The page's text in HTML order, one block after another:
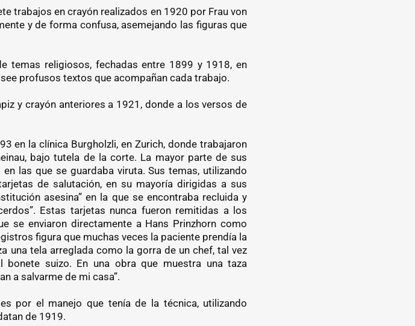
trabajos en crayón realizados en 1920 por Frau von
y de forma confusa, asemejando las figuras que
temas religiosos, fechadas entre 1899 y 1918, en
profusos textos que acompañan cada trabajo.
y crayón anteriores a 1921, donde a los versos de
en la clínica Burgholzli, en Zurich, donde trabajaron
bajo tutela de la corte. La mayor parte de sus
las que se guardaba viruta. Sus temas, utilizando
de salutación, en su mayoría dirigidas a sus
asesina” en la que se encontraba recluida y
Estas tarjetas nunca fueron remitidas a los
se enviaron directamente a Hans Prinzhorn como
figura que muchas veces la paciente prendía la
una tela arreglada como la gorra de un chef, tal vez
suizo. En una obra que muestra una taza
a salvarme de mi casa”.
por el manejo que tenía de la técnica, utilizando
de 1919.